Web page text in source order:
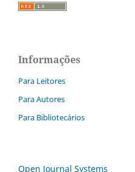
Informações
Para Leitores
Para Autores
Para Bibliotecários
Open Journal Systems